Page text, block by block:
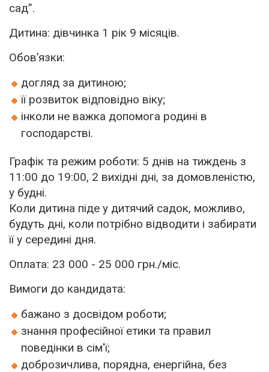
сад”.
Дитина: дівчинка 1 рік 9 місяців.
Обов’язки:
догляд за дитиною;
її розвиток відповідно віку;
інколи не важка допомога родині в
господарстві.
Графік та режим роботи: 5 днів на тиждень з
11:00 до 19:00, 2 вихідні дні, за домовленістю,
у будні.
Коли дитина піде у дитячий садок, можливо,
будуть дні, коли потрібно відводити і забирати
її у середині дня.
Оплата: 23 000 - 25 000 грн./міс.
Вимоги до кандидата:
бажано з досвідом роботи;
знання професійної етики та правил
поведінки в сім'ї;
доброзичлива, порядна, енергійна, без